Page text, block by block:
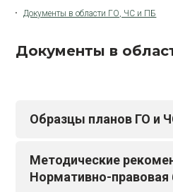
Бюджет города
Документы в области ГО, ЧС и ПБ
Документы в
Образцы планов ГО и
Методические
Нормативно-правовая